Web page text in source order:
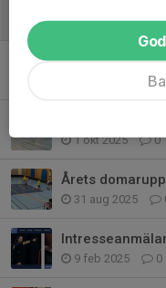
22 okt 2025 0
0
1 okt 2025 0
Årets
31 aug 2025
9 feb 2025 0